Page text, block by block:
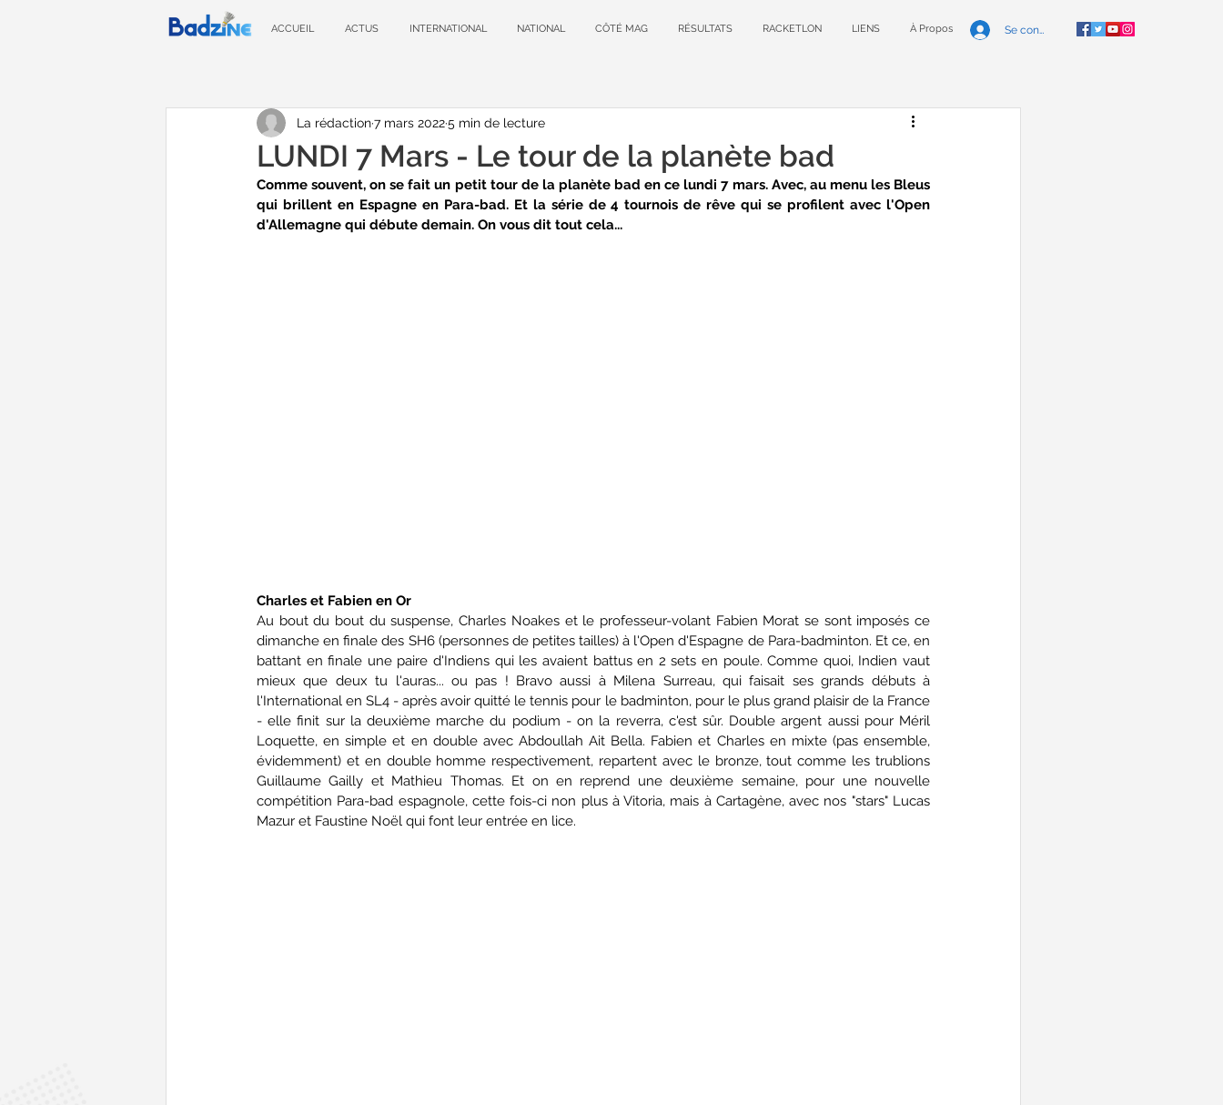
ACCUEIL ACTUS INTERNATIONAL NATIONAL CÔTÉ MAG RÉSULTATS RACKETLON LIENS À Propos Se connecter
LUNDI 7 Mars - Le tour de la planète bad
La rédaction7 mars 20225 min de lecture
Comme souvent, on se fait un petit tour de la planète bad en ce lundi 7 mars. Avec, au menu les Bleus
qui brillent en Espagne en Para-bad. Et la série de 4 tournois de rêve qui se profilent avec l'Open
d'Allemagne qui débute demain. On vous dit tout cela...
Charles et Fabien en Or
Au bout du bout du suspense, Charles Noakes et le professeur-volant Fabien Morat se sont imposés ce
dimanche en finale des SH6 (personnes de petites tailles) à l'Open d'Espagne de Para-badminton. Et ce, en
battant en finale une paire d'Indiens qui les avaient battus en 2 sets en poule. Comme quoi, Indien vaut
mieux que deux tu l'auras... ou pas ! Bravo aussi à Milena Surreau, qui faisait ses grands débuts à
l'International en SL4 - après avoir quitté le tennis pour le badminton, pour le plus grand plaisir de la France
- elle finit sur la deuxième marche du podium - on la reverra, c'est sûr. Double argent aussi pour Méril
Loquette, en simple et en double avec Abdoullah Ait Bella. Fabien et Charles en mixte (pas ensemble,
évidemment) et en double homme respectivement, repartent avec le bronze, tout comme les trublions
Guillaume Gailly et Mathieu Thomas. Et on en reprend une deuxième semaine, pour une nouvelle
compétition Para-bad espagnole, cette fois-ci non plus à Vitoria, mais à Cartagène, avec nos "stars" Lucas
Mazur et Faustine Noël qui font leur entrée en lice.